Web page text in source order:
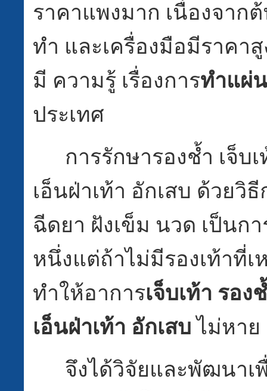
ราคาแพงมาก เนื่องจาก
ทำ และเครื่องมือมีราคา
มี ความรู้ เรื่องการทำแผ่
ประเทศ
การรักษารองช้ำ เจ็บเ
เอ็นฝ่าเท้า อักเสบ ด้วยวิ
ฉีดยา ฝังเข็ม นวด เป็นก
หนึ่งแต่ถ้าไม่มีรองเท้าที่เ
ทำให้อาการเจ็บเท้า รอง
เอ็นฝ่าเท้า อักเสบ ไม่หาย
จึงได้วิจัยและพัฒนาเ